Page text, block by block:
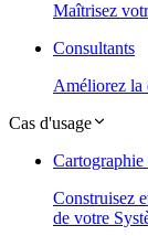
Maîtrisez
Consultants
Améliorez la
Cas d'usage
Construisez
de votre